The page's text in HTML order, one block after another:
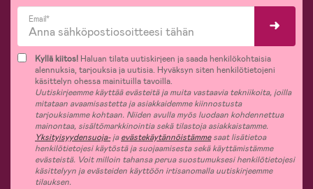
Email*
Kyllä kiitos! Haluan tilata uutiskirjeen ja saada henkilökohtaisia
alennuksia, tarjouksia ja uutisia. Hyväksyn siten henkilötietojeni
käsittelyn ohessa mainituilla tavoilla.
Uutiskirjeemme käyttää evästeitä ja muita vastaavia tekniikoita, joilla
mitataan avaamisastetta ja asiakkaidemme kiinnostusta
tarjouksiamme kohtaan. Niiden avulla myös luodaan kohdennettua
mainontaa, sisältömarkkinointia sekä tilastoja asiakkaistamme.
Yksityisyydensuoja-jaevästekäytännöistämmesaat lisätietoa
henkilötietojesi käytöstä ja suojaamisesta sekä käyttämistämme
evästeistä. Voit milloin tahansa perua suostumuksesi henkilötietojesi
käsittelyyn ja evästeiden käyttöön irtisanomalla uutiskirjeemme
tilauksen.